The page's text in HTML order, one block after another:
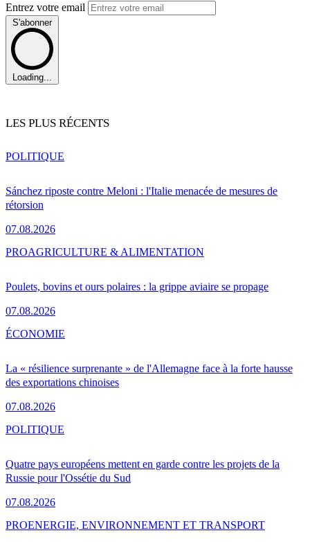
Entrez votre email
S'abonner
Loading...
LES PLUS RÉCENTS
Sánchez riposte contre Meloni : l'Italie menacée de mesures de
rétorsion
07.08.2026
POLITIQUE
Poulets, bovins et ours polaires : la grippe aviaire se propage
07.08.2026
PROAGRICULTURE & ALIMENTATION
La « résilience surprenante » de l'Allemagne face à la forte hausse
des exportations chinoises
07.08.2026
ÉCONOMIE
Quatre pays européens mettent en garde contre les projets de la
Russie pour l'Ossétie du Sud
07.08.2026
POLITIQUE
PROENERGIE, ENVIRONNEMENT ET TRANSPORT